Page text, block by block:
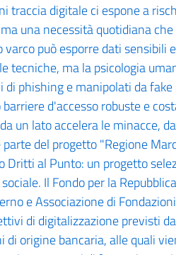
traccia digitale ci espone a
una necessità quotidiana
può esporre dati sensibili
tecniche, ma la psicologia
phishing e manipolati da
d'accesso robuste e
un lato accelera le minacce,
del progetto "Regione
Dritti al Punto: un progetto
Il Fondo per la
e Associazione di
di digitalizzazione previsti
di origine bancaria, alle quali